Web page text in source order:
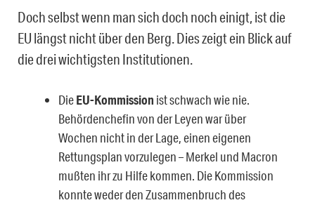
Doch selbst wenn man sich doch noch einigt, ist die
EU längst nicht über den Berg. Dies zeigt ein Blick auf
die drei wichtigsten Institutionen.
DieEU-Kommission ist schwach wie nie.
Behördenchefin von der Leyen war über
Wochen nicht in der Lage, einen eigenen
Rettungsplan vorzulegen – Merkel und Macron
mußten ihr zu Hilfe kommen. Die Kommission
konnte weder den Zusammenbruch des